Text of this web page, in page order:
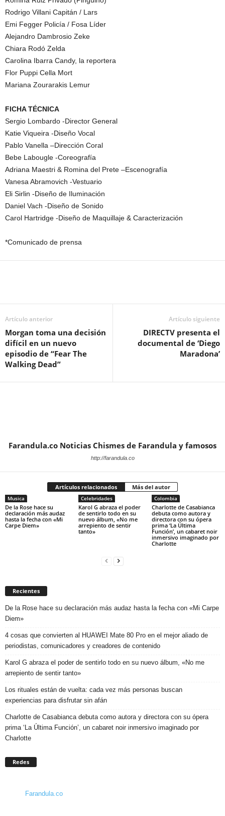
Rodrigo Villani Capitán / Lars
Emi Fegger Policía / Fosa Líder
Alejandro Dambrosio Zeke
Chiara Rodó Zelda
Carolina Ibarra Candy, la reportera
Flor Puppi Cella Mort
Mariana Zourarakis Lemur
FICHA TÉCNICA
Sergio Lombardo -Director General
Katie Viqueira -Diseño Vocal
Pablo Vanella –Dirección Coral
Bebe Labougle -Coreografía
Adriana Maestri & Romina del Prete –Escenografía
Vanesa Abramovich -Vestuario
Eli Sirlin -Diseño de Iluminación
Daniel Vach -Diseño de Sonido
Carol Hartridge -Diseño de Maquillaje & Caracterización
*Comunicado de prensa
Artículo anterior
Morgan toma una decisión
difícil en un nuevo
episodio de “Fear The
Walking Dead”
Artículo siguiente
DIRECTV presenta el
documental de ‘Diego
Maradona’
Farandula.co Noticias Chismes de Farandula y famosos
http://farandula.co
Artículos relacionados Más del autor
Musica
De la Rose hace su
declaración más audaz
hasta la fecha con «Mi
Carpe Diem»
Celebridades
Karol G abraza el poder
de sentirlo todo en su
nuevo álbum, «No me
arrepiento de sentir
tanto»
Colombia
Charlotte de Casabianca
debuta como autora y
directora con su ópera
prima ‘La Última
Función’, un cabaret noir
inmersivo imaginado por
Charlotte
Recientes
De la Rose hace su declaración más audaz hasta la fecha con «Mi Carpe
Diem»
4 cosas que convierten al HUAWEI Mate 80 Pro en el mejor aliado de
periodistas, comunicadores y creadores de contenido
Karol G abraza el poder de sentirlo todo en su nuevo álbum, «No me
arrepiento de sentir tanto»
Los rituales están de vuelta: cada vez más personas buscan
experiencias para disfrutar sin afán
Charlotte de Casabianca debuta como autora y directora con su ópera
prima ‘La Última Función’, un cabaret noir inmersivo imaginado por
Charlotte
Redes
Farandula.co